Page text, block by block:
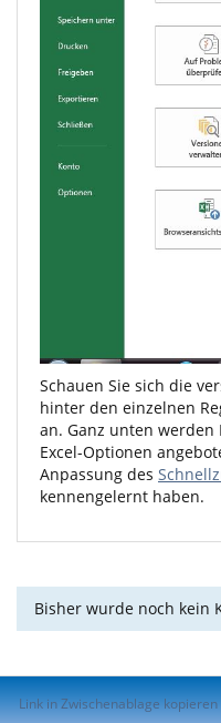
Schauen Sie sich die
hinter den einzelnen
an. Ganz unten
Excel-Optionen
Anpassung des
kennengelernt haben.
Bisher wurde noch kein
Link in Zwischenablage kopieren